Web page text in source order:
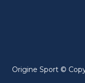
Origine Sport ©